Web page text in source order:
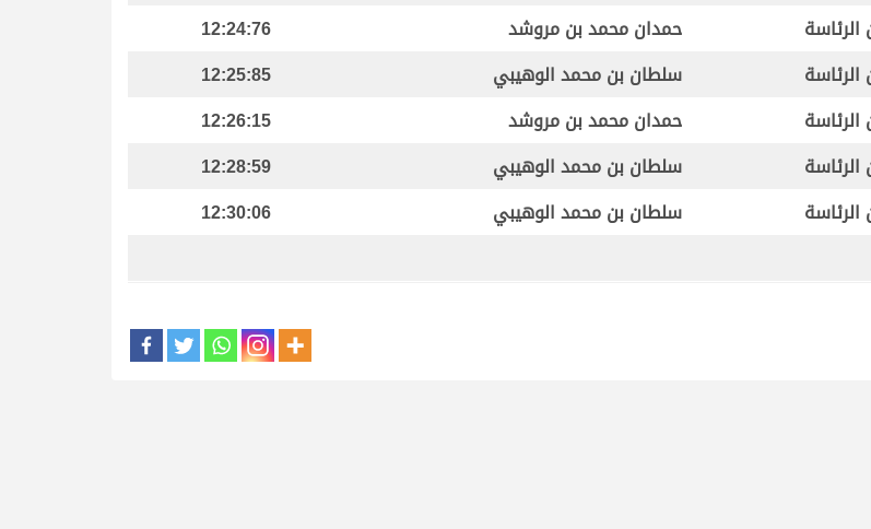
حمدان محمد بن مروشد
12:24:76
سلطان بن محمد الوهيبي
12:25:85
حمدان محمد بن مروشد
12:26:15
سلطان بن محمد الوهيبي
12:28:59
سلطان بن محمد الوهيبي 12:30:06